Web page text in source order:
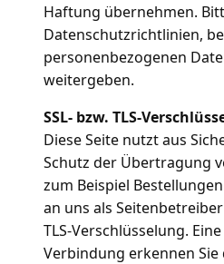
Haftung übernehmen.
Datenschutzrichtlinien,
personenbezogenen
weitergeben.
SSL- bzw. TLS-
Diese Seite nutzt aus
Schutz der Übertragung
zum Beispiel
an uns als
TLS-Verschlüsselung.
Verbindung erkennen Sie